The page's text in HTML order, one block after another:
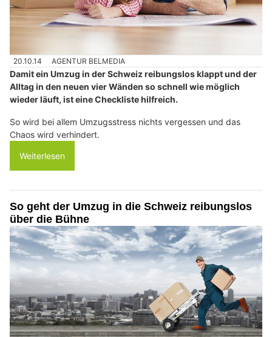
20.10.14 AGENTUR BELMEDIA
Damit ein Umzug in der Schweiz reibungslos klappt und der
Alltag in den neuen vier Wänden so schnell wie möglich
wieder läuft, ist eine Checkliste hilfreich.
So wird bei allem Umzugsstress nichts vergessen und das
Chaos wird verhindert.
Weiterlesen
So geht der Umzug in die Schweiz reibungslos
über die Bühne